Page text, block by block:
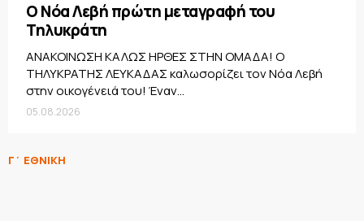
Ο Νόα Λεβή πρώτη μεταγραφή του
Τηλυκράτη
ΑΝΑΚΟΙΝΩΣΗ ΚΑΛΩΣ ΗΡΘΕΣ ΣΤΗΝ ΟΜΑΔΑ! Ο
ΤΗΛΥΚΡΑΤΗΣ ΛΕΥΚΑΔΑΣ καλωσορίζει τον Νόα Λεβή
στην οικογένειά του! Έναν...
05.08.2026
Γ΄ ΕΘΝΙΚΗ